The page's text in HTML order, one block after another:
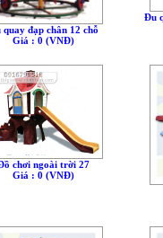
quay đạp chân 12 chỗ
Giá : 0 (VNÐ)
Đu
chơi ngoài trời 27
Giá : 0 (VNÐ)